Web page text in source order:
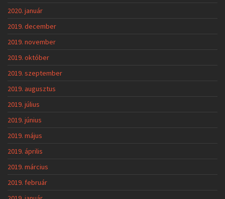
2020. január
2019. december
2019. november
2019. október
2019. szeptember
2019. augusztus
2019. július
2019. június
2019. május
2019. április
2019. március
2019. február